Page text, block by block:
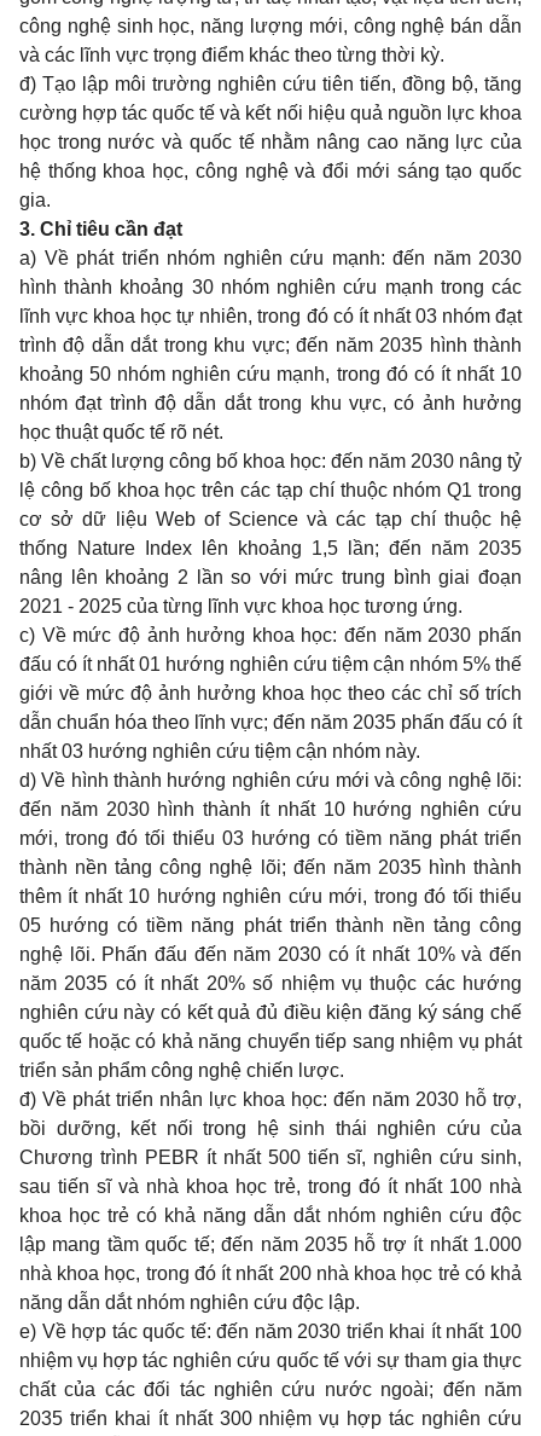
công nghệ sinh học, năng lượng mới, công nghệ bán dẫn
và các lĩnh vực trọng điểm khác theo từng thời kỳ.
đ) Tạo lập môi trường nghiên cứu tiên tiến, đồng bộ, tăng
cường hợp tác quốc tế và kết nối hiệu quả nguồn lực khoa
học trong nước và quốc tế nhằm nâng cao năng lực của
hệ thống khoa học, công nghệ và đổi mới sáng tạo quốc
gia.
3. Chỉ tiêu cần đạt
a) Về phát triển nhóm nghiên cứu mạnh: đến năm 2030
hình thành khoảng 30 nhóm nghiên cứu mạnh trong các
lĩnh vực khoa học tự nhiên, trong đó có ít nhất 03 nhóm đạt
trình độ dẫn dắt trong khu vực; đến năm 2035 hình thành
khoảng 50 nhóm nghiên cứu mạnh, trong đó có ít nhất 10
nhóm đạt trình độ dẫn dắt trong khu vực, có ảnh hưởng
học thuật quốc tế rõ nét.
b) Về chất lượng công bố khoa học: đến năm 2030 nâng tỷ
lệ công bố khoa học trên các tạp chí thuộc nhóm Q1 trong
cơ sở dữ liệu Web of Science và các tạp chí thuộc hệ
thống Nature Index lên khoảng 1,5 lần; đến năm 2035
nâng lên khoảng 2 lần so với mức trung bình giai đoạn
2021 - 2025 của từng lĩnh vực khoa học tương ứng.
c) Về mức độ ảnh hưởng khoa học: đến năm 2030 phấn
đấu có ít nhất 01 hướng nghiên cứu tiệm cận nhóm 5% thế
giới về mức độ ảnh hưởng khoa học theo các chỉ số trích
dẫn chuẩn hóa theo lĩnh vực; đến năm 2035 phấn đấu có ít
nhất 03 hướng nghiên cứu tiệm cận nhóm này.
d) Về hình thành hướng nghiên cứu mới và công nghệ lõi:
đến năm 2030 hình thành ít nhất 10 hướng nghiên cứu
mới, trong đó tối thiểu 03 hướng có tiềm năng phát triển
thành nền tảng công nghệ lõi; đến năm 2035 hình thành
thêm ít nhất 10 hướng nghiên cứu mới, trong đó tối thiểu
05 hướng có tiềm năng phát triển thành nền tảng công
nghệ lõi. Phấn đấu đến năm 2030 có ít nhất 10% và đến
năm 2035 có ít nhất 20% số nhiệm vụ thuộc các hướng
nghiên cứu này có kết quả đủ điều kiện đăng ký sáng chế
quốc tế hoặc có khả năng chuyển tiếp sang nhiệm vụ phát
triển sản phẩm công nghệ chiến lược.
đ) Về phát triển nhân lực khoa học: đến năm 2030 hỗ trợ,
bồi dưỡng, kết nối trong hệ sinh thái nghiên cứu của
Chương trình PEBR ít nhất 500 tiến sĩ, nghiên cứu sinh,
sau tiến sĩ và nhà khoa học trẻ, trong đó ít nhất 100 nhà
khoa học trẻ có khả năng dẫn dắt nhóm nghiên cứu độc
lập mang tầm quốc tế; đến năm 2035 hỗ trợ ít nhất 1.000
nhà khoa học, trong đó ít nhất 200 nhà khoa học trẻ có khả
năng dẫn dắt nhóm nghiên cứu độc lập.
e) Về hợp tác quốc tế: đến năm 2030 triển khai ít nhất 100
nhiệm vụ hợp tác nghiên cứu quốc tế với sự tham gia thực
chất của các đối tác nghiên cứu nước ngoài; đến năm
2035 triển khai ít nhất 300 nhiệm vụ hợp tác nghiên cứu